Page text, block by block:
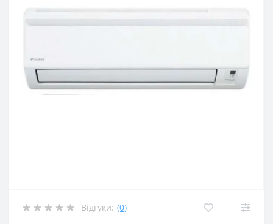
Відгуки: (0)